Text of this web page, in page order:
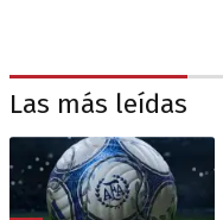
Las más leídas